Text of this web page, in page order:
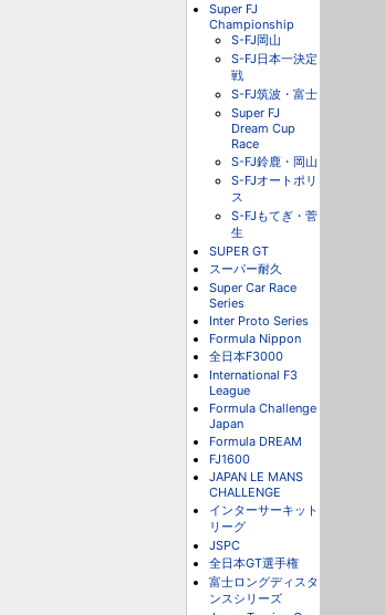
Super FJ
Championship
S-FJ岡山
S-FJ日本一決定
戦
S-FJ筑波・富士
Super FJ
Dream Cup
Race
S-FJ鈴鹿・岡山
S-FJオートポリ
ス
S-FJもてぎ・菅
生
SUPER GT
スーパー耐久
Super Car Race
Series
Inter Proto Series
Formula Nippon
全日本F3000
International F3
League
Formula Challenge
Japan
Formula DREAM
FJ1600
JAPAN LE MANS
CHALLENGE
インターサーキット
リーグ
JSPC
全日本GT選手権
富士ロングディスタ
ンスシリーズ